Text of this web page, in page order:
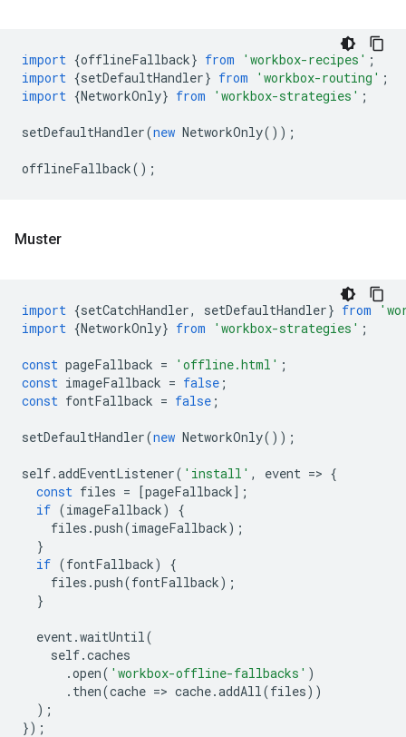
import {offlineFallback} from 'workbox-recipes' ;
import {setDefaultHandler} from 'workbox-routing' ;
import {NetworkOnly} from 'workbox-strategies' ;
setDefaultHandler(new NetworkOnly());
offlineFallback();
Muster
import {setCatchHandler, setDefaultHandler} from
import {NetworkOnly} from 'workbox-strategies' ;
const pageFallback = 'offline.html' ;
const imageFallback = false ;
const fontFallback = false ;
setDefaultHandler(new NetworkOnly());
self.addEventListener( 'install' , event => {
const files = [pageFallback];
if (imageFallback)
{
files .push(imageFallback);
}
if (fontFallback)
{
files .push(fontFallback);
}
event.waitUntil(
self.caches
.open( 'workbox-offline-fallbacks' )
. then(cache => cache.addAll(files))
);
});